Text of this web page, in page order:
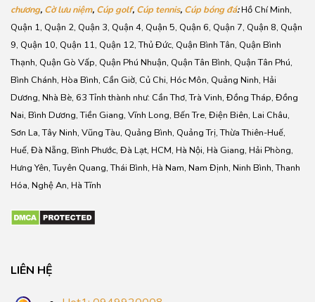
chương, Cờ lưu niệm, Cúp golf, Cúp tennis, Cúp bóng đá:Hồ Chí Minh,
Quận 1, Quận 2, Quận 3, Quận 4, Quận 5, Quận 6, Quận 7, Quận 8, Quận
9, Quận 10, Quận 11, Quận 12, Thủ Đức, Quận Bình Tân, Quận Bình
Thạnh, Quận Gò Vấp, Quận Phú Nhuận, Quận Tân Bình, Quận Tân Phú,
Bình Chánh, Hòa Bình, Cần Giờ, Củ Chi, Hóc Môn, Quảng Ninh, Hải
Dương, Nhà Bè, 63 Tỉnh thành như: Cần Thơ, Trà Vinh, Đồng Tháp, Đồng
Nai, Bình Dương, Tiền Giang, Vĩnh Long, Bến Tre, Điện Biên, Lai Châu,
Sơn La, Tây Ninh, Vũng Tàu, Quảng Bình, Quảng Trị, Thừa Thiên-Huế,
Huế, Đà Nẵng, Bình Phước, Đà Lạt, HCM, Hà Nội, Hà Giang, Hải Phòng,
Hưng Yên, Tuyên Quang, Thái Bình, Hà Nam, Nam Định, Ninh Bình, Thanh
Hóa, Nghệ An, Hà Tĩnh
LIÊN HỆ